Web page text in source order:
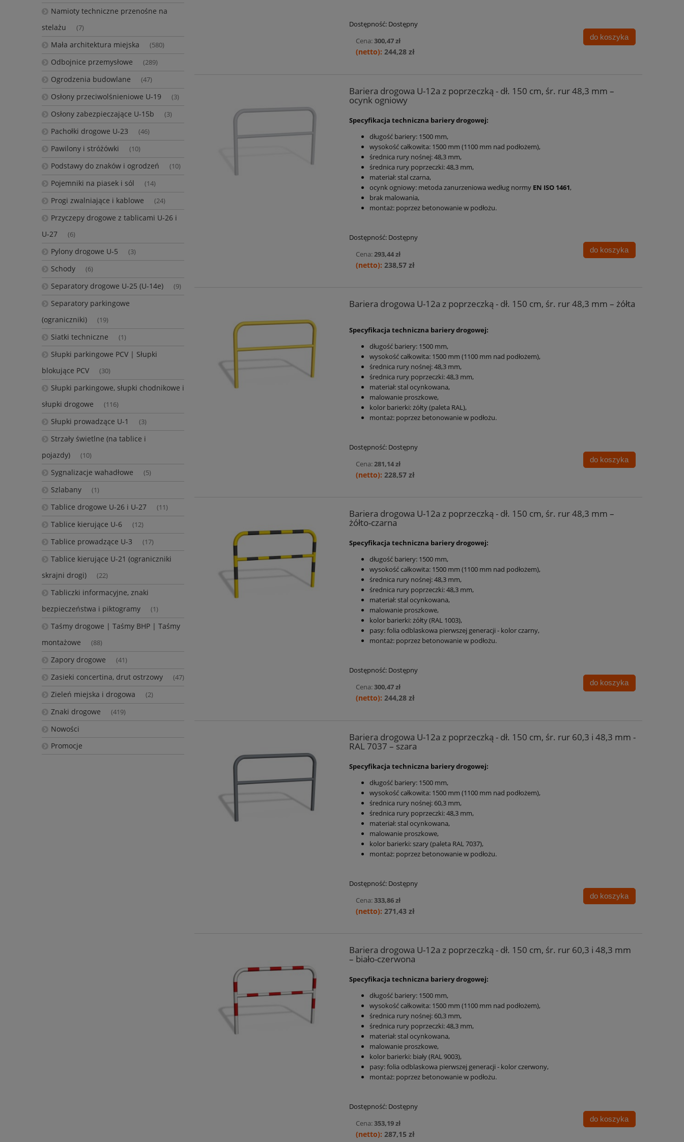
Namioty techniczne przenośne na
stelażu
(7)
Mała architektura miejska (580)
Odbojnice przemysłowe (289)
Ogrodzenia budowlane (47)
Osłony przeciwolśnieniowe U-19 (3)
Osłony zabezpieczające U-15b (3)
Pachołki drogowe U-23 (46)
Pawilony i stróżówki (10)
Podstawy do znaków i ogrodzeń (10)
Pojemniki na piasek i sól (14)
Progi zwalniające i kablowe (24)
Przyczepy drogowe z tablicami U-26 i
U-27
(6)
Pylony drogowe U-5 (3)
Schody (6)
Separatory drogowe U-25 (U-14e) (9)
Separatory parkingowe
(ograniczniki)
(19)
Siatki techniczne (1)
Słupki parkingowe PCV | Słupki
blokujące PCV
(30)
Słupki parkingowe, słupki chodnikowe i
słupki drogowe
(116)
Słupki prowadzące U-1 (3)
Strzały świetlne (na tablice i
pojazdy)
(10)
Sygnalizacje wahadłowe (5)
Szlabany (1)
Tablice drogowe U-26 i U-27 (11)
Tablice kierujące U-6 (12)
Tablice prowadzące U-3 (17)
Tablice kierujące U-21 (ograniczniki
skrajni drogi)
(22)
Tabliczki informacyjne, znaki
bezpieczeństwa i piktogramy
(1)
Taśmy drogowe | Taśmy BHP | Taśmy
montażowe
(88)
Zapory drogowe (41)
Zasieki concertina, drut ostrzowy (47)
Zieleń miejska i drogowa (2)
Znaki drogowe (419)
Nowości
Promocje
Dostępność: Dostępny
Cena:300,47 zł
244,28 zł
do koszyka
Bariera drogowa U-12a z poprzeczką - dł. 150 cm, śr. rur 48,3 mm –
ocynk ogniowy
Specyfikacja techniczna bariery drogowej:
długość bariery: 1500 mm,
wysokość całkowita: 1500 mm (1100 mm nad podłożem),
średnica rury nośnej:48,3 mm,
średnica rury poprzeczki:48,3 mm,
materiał: stal czarna,
ocynk ogniowy: metoda zanurzeniowa według normy EN ISO 1461,
brak malowania,
montaż: poprzez betonowanie w podłożu.
Dostępność: Dostępny
Cena:293,44 zł
238,57 zł
do koszyka
Bariera drogowa U-12a z poprzeczką - dł. 150 cm, śr. rur 48,3 mm – żółta
Specyfikacja techniczna bariery drogowej:
długość bariery: 1500 mm,
wysokość całkowita: 1500 mm (1100 mm nad podłożem),
średnica rury nośnej:48,3 mm,
średnica rury poprzeczki:48,3 mm,
materiał: stal ocynkowana,
malowanie proszkowe,
kolor barierki: żółty (paleta RAL),
montaż: poprzez betonowanie w podłożu.
Dostępność: Dostępny
Cena:281,14 zł
228,57 zł
do koszyka
Bariera drogowa U-12a z poprzeczką - dł. 150 cm, śr. rur 48,3 mm –
żółto-czarna
Specyfikacja techniczna bariery drogowej:
długość bariery: 1500 mm,
wysokość całkowita: 1500 mm (1100 mm nad podłożem),
średnica rury nośnej:48,3 mm,
średnica rury poprzeczki:48,3 mm,
materiał: stal ocynkowana,
malowanie proszkowe,
kolor barierki: żółty (RAL 1003),
pasy: folia odblaskowa pierwszej generacji - kolor czarny,
montaż: poprzez betonowanie w podłożu.
Dostępność: Dostępny
Cena:300,47 zł
244,28 zł
do koszyka
Bariera drogowa U-12a z poprzeczką - dł. 150 cm, śr. rur 60,3 i 48,3 mm -
RAL 7037 – szara
Specyfikacja techniczna bariery drogowej:
długość bariery: 1500 mm,
wysokość całkowita: 1500 mm (1100 mm nad podłożem),
średnica rury nośnej:60,3 mm,
średnica rury poprzeczki:48,3 mm,
materiał: stal ocynkowana,
malowanie proszkowe,
kolor barierki: szary (paleta RAL 7037),
montaż: poprzez betonowanie w podłożu.
Dostępność: Dostępny
Cena:333,86 zł
271,43 zł
do koszyka
Bariera drogowa U-12a z poprzeczką - dł. 150 cm, śr. rur 60,3 i 48,3 mm
– biało-czerwona
Specyfikacja techniczna bariery drogowej:
długość bariery: 1500 mm,
wysokość całkowita: 1500 mm (1100 mm nad podłożem),
średnica rury nośnej:60,3 mm,
średnica rury poprzeczki:48,3 mm,
materiał: stal ocynkowana,
malowanie proszkowe,
kolor barierki: biały (RAL 9003),
pasy: folia odblaskowa pierwszej generacji - kolor czerwony,
montaż: poprzez betonowanie w podłożu.
Dostępność: Dostępny
Cena:353,19 zł
287,15 zł
do koszyka